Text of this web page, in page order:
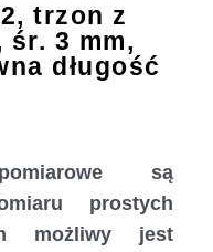
trzon z
3 mm,
długość
są
prostych
możliwy jest